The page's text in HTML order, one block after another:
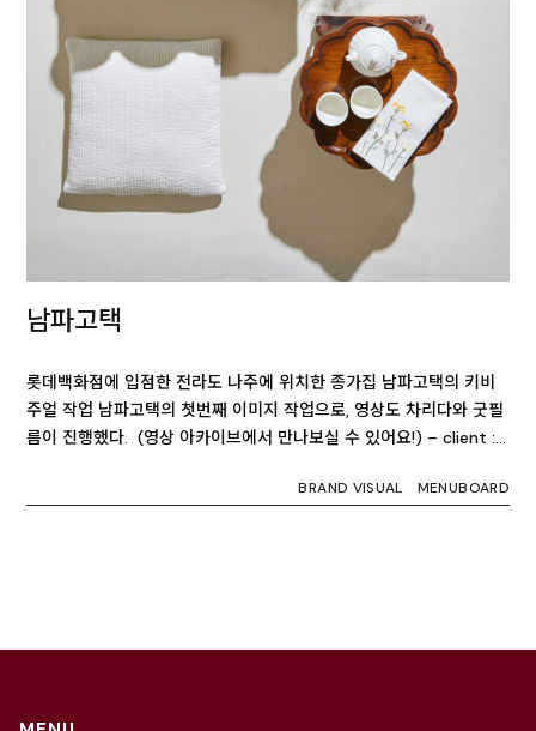
남파고택
롯데백화점에 입점한 전라도 나주에 위치한 종가집 남파고택의 키비
주얼 작업 남파고택의 첫번째 이미지 작업으로, 영상도 차리다와 굿필
름이 진행했다. (영상 아카이브에서 만나보실 수 있어요!) – client :…
BRAND VISUAL MENUBOARD